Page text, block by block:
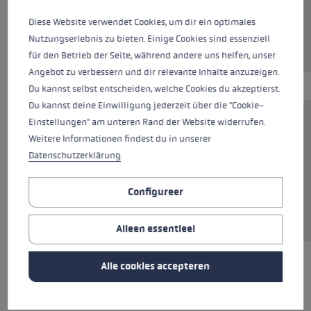
momenteel niet beschikbaar
De hoodie van 85 % katoen combineert
comfort en stijl. Perfect voor ontspannen
dagen en koele nachten. Het hoogwaardige
materiaal biedt een aangenaam draagcomfort,
terwijl de klassieke snit en capuchon met
trekkoord een casual look creëren.
ALLE SPECIFICATIES
Diese Website verwendet Cookies, um dir ein optimales
Nutzungserlebnis zu bieten. Einige Cookies sind essenziell
für den Betrieb der Seite, während andere uns helfen, unser
Angebot zu verbessern und dir relevante Inhalte anzuzeigen.
Du kannst selbst entscheiden, welche Cookies du akzeptierst.
Du kannst deine Einwilligung jederzeit über die "Cookie-
Einstellungen" am unteren Rand der Website widerrufen.
Weitere Informationen findest du in unserer
Datenschutzerklärung.
Configureer
Alleen essentieel
Alle cookies accepteren